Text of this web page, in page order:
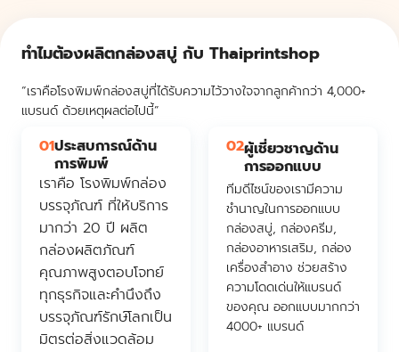
ทำไมต้องผลิตกล่องสบู่ กับ Thaiprintshop
“เราคือโรงพิมพ์กล่องสบู่ที่ได้รับความไว้วางใจจากลูกค้ากว่า 4,000+
แบรนด์ ด้วยเหตุผลต่อไปนี้”
01ประสบการณ์ด้าน
การพิมพ์
เราคือ โรงพิมพ์กล่อง
บรรจุภัณฑ์ ที่ให้บริการ
มากว่า 20 ปี ผลิต
กล่องผลิตภัณฑ์
คุณภาพสูงตอบโจทย์
ทุกธุรกิจและคำนึงถึง
บรรจุภัณฑ์รักษ์โลกเป็น
มิตรต่อสิ่งแวดล้อม
02ผู้เชี่ยวชาญด้าน
การออกแบบ
ทีมดีไซน์ของเรามีความ
ชำนาญในการออกแบบ
กล่องสบู่, กล่องครีม,
กล่องอาหารเสริม, กล่อง
เครื่องสำอาง ช่วยสร้าง
ความโดดเด่นให้แบรนด์
ของคุณ ออกแบบมากกว่า
4000+ แบรนด์